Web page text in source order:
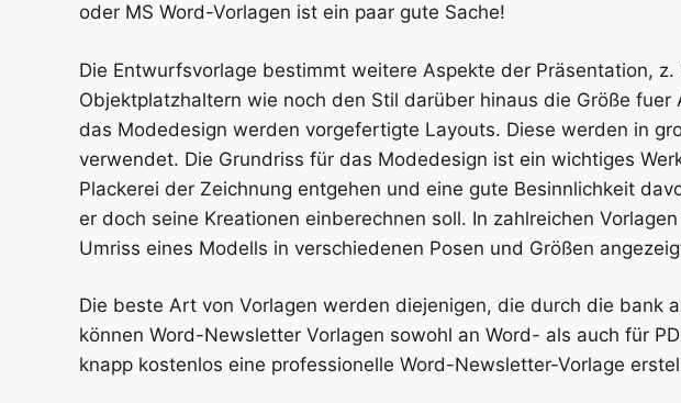
oder MS Word-Vorlagen ist ein paar gute Sache!
Die Entwurfsvorlage bestimmt weitere Aspekte der Präsentation,
Objektplatzhaltern wie noch den Stil darüber hinaus die Größe
das Modedesign werden vorgefertigte Layouts. Diese werden in
verwendet. Die Grundriss für das Modedesign ist ein wichtiges
Plackerei der Zeichnung entgehen und eine gute Besinnlichkeit
er doch seine Kreationen einberechnen soll. In zahlreichen
Umriss eines Modells in verschiedenen Posen und Größen
Die beste Art von Vorlagen werden diejenigen, die durch die bank
können Word-Newsletter Vorlagen sowohl an Word- als auch für
knapp kostenlos eine professionelle Word-Newsletter-Vorlage